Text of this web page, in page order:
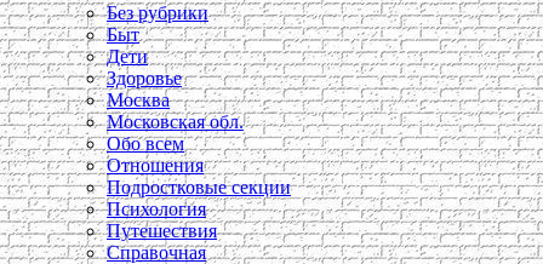
Без рубрики
Быт
Дети
Здоровье
Москва
Московская обл.
Обо всем
Отношения
Подростковые секции
Психология
Путешествия
Справочная